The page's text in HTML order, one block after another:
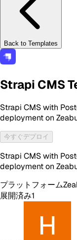
Back to Templates
Strapi CMS
Strapi CMS with
deployment on
今すぐデプロイ
Strapi CMS with
deployment on
プラットフォーム
展開済み1